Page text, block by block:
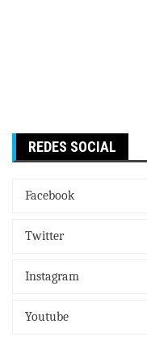
REDES SOCIAL
Facebook
Twitter
Instagram
Youtube